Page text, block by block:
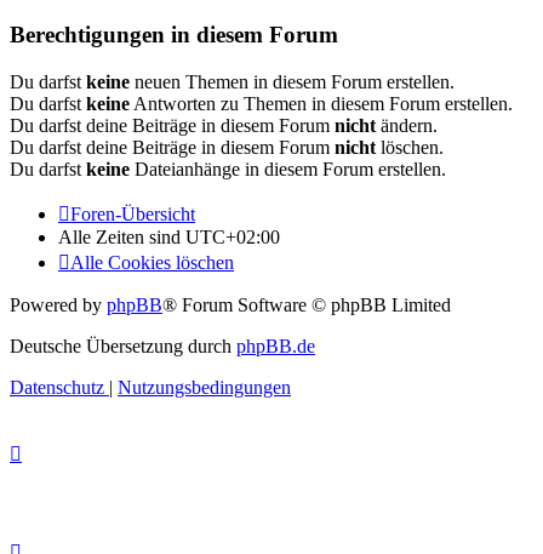
Berechtigungen in diesem Forum
Du darfst keine neuen Themen in diesem Forum erstellen.
Du darfst keine Antworten zu Themen in diesem Forum erstellen.
Du darfst deine Beiträge in diesem Forum nicht ändern.
Du darfst deine Beiträge in diesem Forum nicht löschen.
Du darfst keine Dateianhänge in diesem Forum erstellen.
Foren-Übersicht
Alle Zeiten sind UTC+02:00
Alle Cookies löschen
Powered by phpBB® Forum Software © phpBB Limited
Deutsche Übersetzung durch phpBB.de
Datenschutz | Nutzungsbedingungen